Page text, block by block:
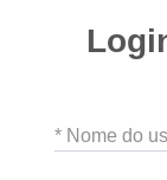
* Nome do